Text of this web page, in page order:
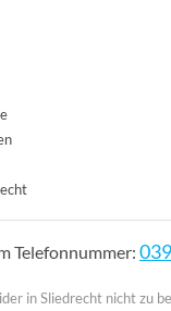
Telefonnummer:
in Sliedrecht nicht zu